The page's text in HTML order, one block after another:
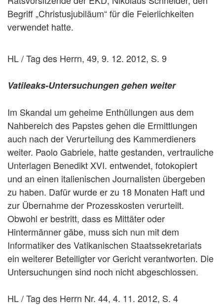
Begriff „Christusjubiläum“ für die Feierlichkeiten
verwendet hatte.
HL / Tag des Herrn, 49, 9. 12. 2012, S. 9
Vatileaks-Untersuchungen gehen weiter
Im Skandal um geheime Enthüllungen aus dem
Nahbereich des Papstes gehen die Ermittlungen
auch nach der Verurteilung des Kammerdieners
weiter. Paolo Gabriele, hatte gestanden, vertrauliche
Unterlagen Benedikt XVI. entwendet, fotokopiert
und an einen italienischen Journalisten übergeben
zu haben. Dafür wurde er zu 18 Monaten Haft und
zur Übernahme der Prozesskosten verurteilt.
Obwohl er bestritt, dass es Mittäter oder
Hintermänner gäbe, muss sich nun mit dem
Informatiker des Vatikanischen Staatssekretariats
ein weiterer Beteiligter vor Gericht verantworten. Die
Untersuchungen sind noch nicht abgeschlossen.
HL / Tag des Herrn Nr. 44, 4. 11. 2012, S. 4